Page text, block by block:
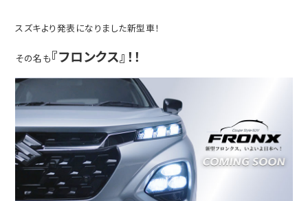
スズキより発表になりました新型車！
その名も『フロンクス』 ！！